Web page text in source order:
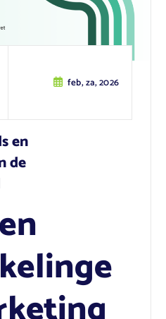
feb, za, 2026
en
de